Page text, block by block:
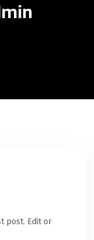
post. Edit or